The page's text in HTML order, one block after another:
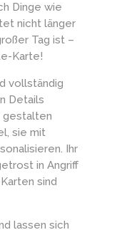
Dinge wie
nicht länger
Tag ist –
Karte!
vollständig
Details
gestalten
sie mit
Ihr
in Angriff
sind
lassen sich